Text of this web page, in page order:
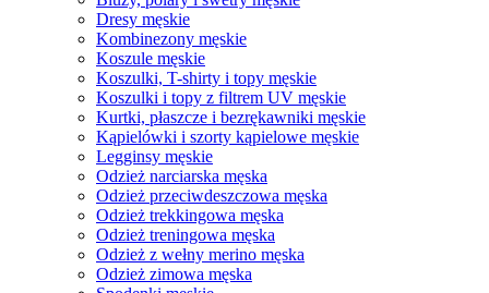
Dresy męskie
Kombinezony męskie
Koszule męskie
Koszulki, T-shirty i topy męskie
Koszulki i topy z filtrem UV męskie
Kurtki, płaszcze i bezrękawniki męskie
Kąpielówki i szorty kąpielowe męskie
Legginsy męskie
Odzież narciarska męska
Odzież przeciwdeszczowa męska
Odzież trekkingowa męska
Odzież treningowa męska
Odzież z wełny merino męska
Odzież zimowa męska